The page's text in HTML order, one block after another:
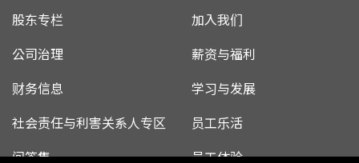
股东专栏
公司治理
财务信息
社会责任与利害关系人专区
问答集
加入我们
薪资与福利
学习与发展
员工乐活
员工体验